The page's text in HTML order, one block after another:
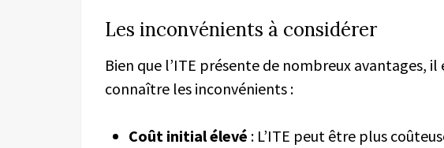
Les inconvénients à considérer
Bien que l’ITE présente de nombreux avantages,
connaître les inconvénients :
Coût initial élevé : L’ITE peut être plus